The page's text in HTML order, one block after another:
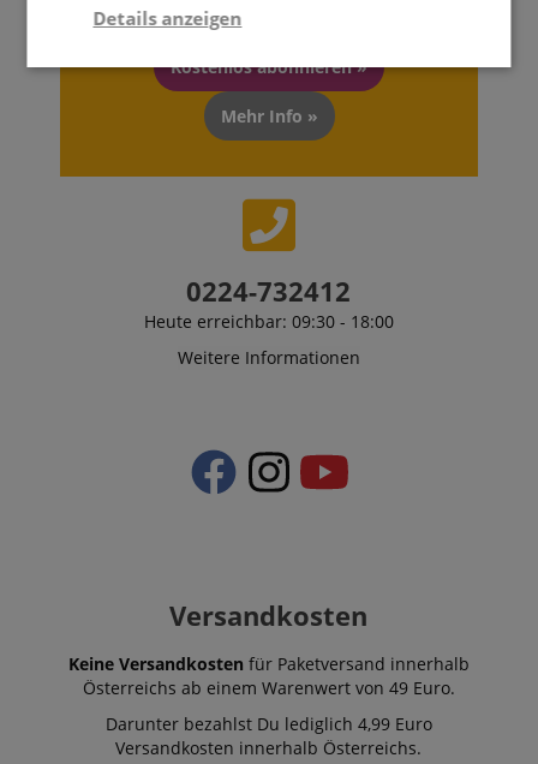
Kostenlos abonnieren »
Mehr Info »
0224-732412
Heute erreichbar: 09:30 - 18:00
Weitere Informationen
Versandkosten
Keine Versandkosten für Paketversand innerhalb
Österreichs ab einem Warenwert von 49 Euro.
Darunter bezahlst Du lediglich 4,99 Euro
Versandkosten innerhalb Österreichs.
Details anzeigen
Statistik Marketing Funktional
Marketing
Statistik-Cookies werden verwendet, um zu sehen,
wie Besucher die Website nutzen, z.B. Analyse-
Cookies. Diese Cookies können nicht verwendet
identifizieren.
59
a given end
user (what
answers were
clicked, on
which page
he was the